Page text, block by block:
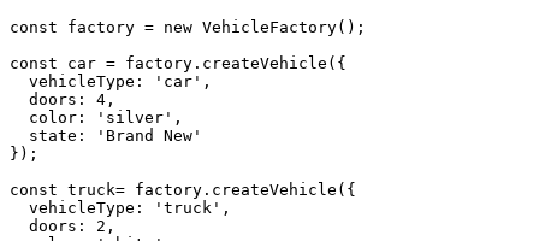
const factory = new VehicleFactory();
const car = factory.createVehicle({
  vehicleType: 'car',
  doors: 4,
  color: 'silver',
  state: 'Brand New'
});
const truck= factory.createVehicle({
  vehicleType: 'truck',
  doors: 2,